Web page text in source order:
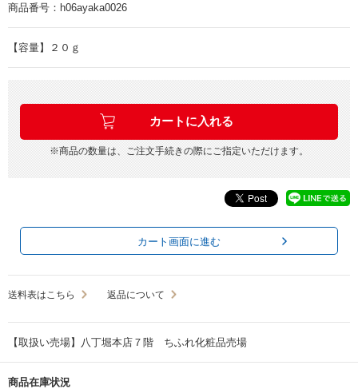
商品番号： h06ayaka0026
【容量】２０ｇ
※商品の数量は、ご注文手続きの際にご指定いただけます。
カート画面に進む
送料表はこちら 返品について
【取扱い売場】八丁堀本店７階 ちふれ化粧品売場
商品在庫状況